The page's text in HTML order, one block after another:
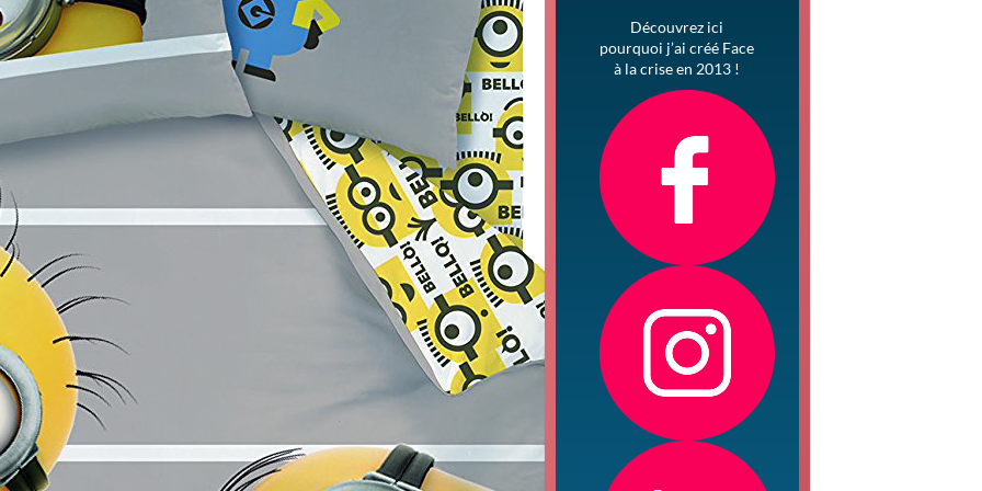
Découvrez ici
pourquoi j’ai créé Face
à la crise en 2013 !